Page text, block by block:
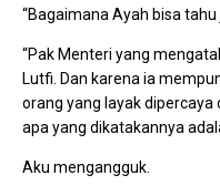
“Bagaimana Ayah bisa
“Pak Menteri yang
Lutfi. Dan karena ia
orang yang layak
apa yang dikatakannya
Aku mengangguk.